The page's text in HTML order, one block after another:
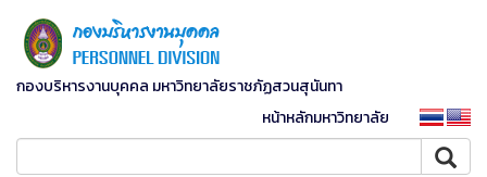
กองบริหารงานบุคคล มหาวิทยาลัยราชภัฏสวนสุนันทา
หน้าหลักมหาวิทยาลัย